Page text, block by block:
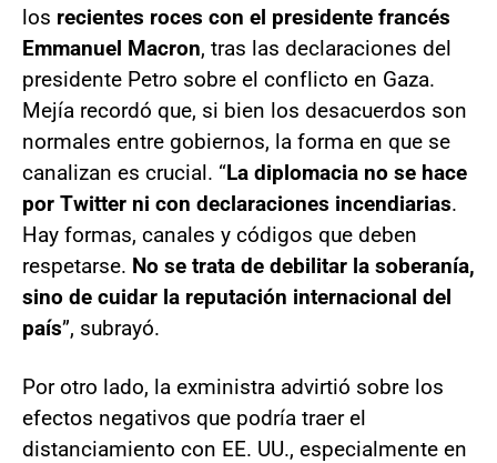
los recientes roces con el presidente francés
Emmanuel Macron, tras las declaraciones del
presidente Petro sobre el conflicto en Gaza.
Mejía recordó que, si bien los desacuerdos son
normales entre gobiernos, la forma en que se
canalizan es crucial. “La diplomacia no se hace
por Twitter ni con declaraciones incendiarias.
Hay formas, canales y códigos que deben
respetarse. No se trata de debilitar la soberanía,
sino de cuidar la reputación internacional del
país”, subrayó.
Por otro lado, la exministra advirtió sobre los
efectos negativos que podría traer el
distanciamiento con EE. UU., especialmente en